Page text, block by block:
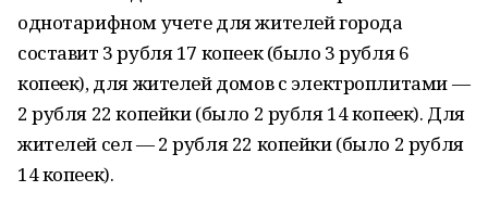
однотарифном учете для жителей города
составит 3 рубля 17 копеек (было 3 рубля 6
копеек), для жителей домов с электроплитами —
2 рубля 22 копейки (было 2 рубля 14 копеек). Для
жителей сел — 2 рубля 22 копейки (было 2 рубля
14 копеек).